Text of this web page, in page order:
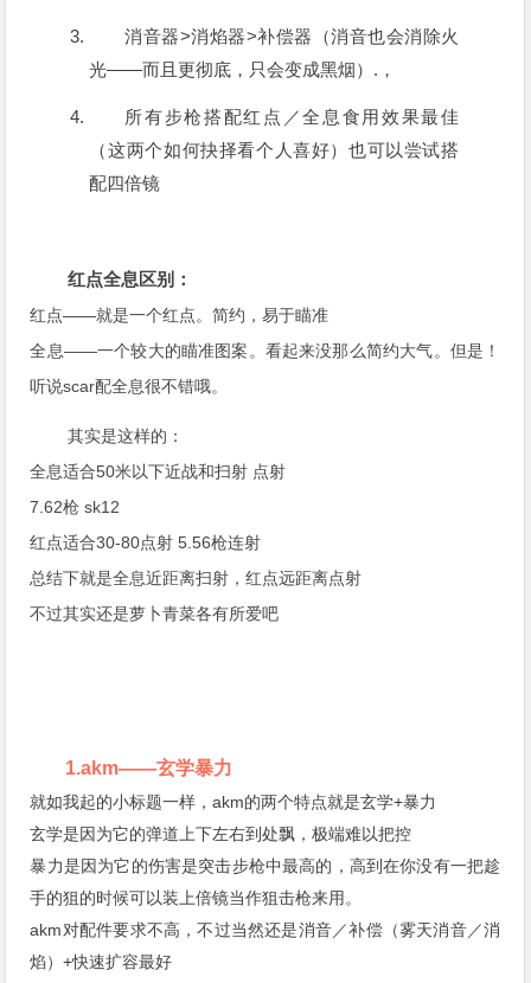
消音器>消焰器>补偿器（消音也会消除火
光——而且更彻底，只会变成黑烟）.，
所有步枪搭配红点／全息食用效果最佳
（这两个如何抉择看个人喜好）也可以尝试搭
配四倍镜
红点全息区别：
红点——就是一个红点。简约，易于瞄准
全息——一个较大的瞄准图案。看起来没那么简约大气。但是！
听说scar配全息很不错哦。
其实是这样的：
全息适合50米以下近战和扫射 点射
7.62枪 sk12
红点适合30-80点射 5.56枪连射
总结下就是全息近距离扫射，红点远距离点射
不过其实还是萝卜青菜各有所爱吧
1.akm——玄学暴力
就如我起的小标题一样，akm的两个特点就是玄学+暴力
玄学是因为它的弹道上下左右到处飘，极端难以把控
暴力是因为它的伤害是突击步枪中最高的，高到在你没有一把趁
手的狙的时候可以装上倍镜当作狙击枪来用。
akm对配件要求不高，不过当然还是消音／补偿（雾天消音／消
焰）+快速扩容最好